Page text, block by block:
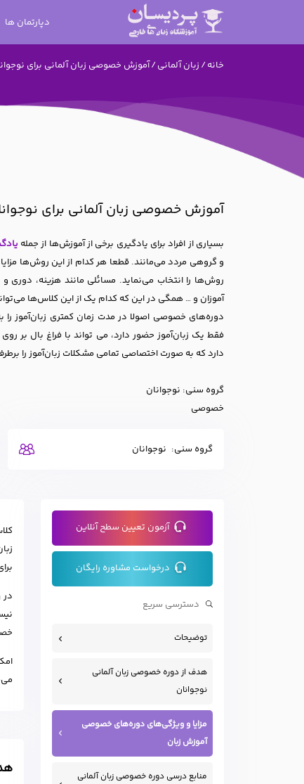
دپارتمان ها
خانه/ زبان آلمانی/ آموزش خصوصی زبان آلمانی برای
آموزش خصوصی زبان آلمانی برای
بسیاری از افراد برای یادگیری برخی از آموزش‌ها از جمله
و گروهی مردد می‌مانند. قطعا هر کدام از این روش‌ها
روش‌ها را انتخاب می‌نماید. مسائلی مانند هزینه،
آموزان و … همگی در این که کدام یک از این کلاس‌ها
دوره‌های خصوصی اصولا در مدت زمان کمتری زبان‌آموز
فقط یک زبان‌آموز حضور دارد، می تواند با فراغ بال بر
دارد که به صورت اختصاصی تمامی مشکلات زبان‌آموز را
گروه سنی: نوجوانان
خصوصی
گروه سنی: نوجوانان
آزمون تعیین سطح آنلاین
درخواست مشاوره رایگان
توضیحات
هدف از دوره خصوصی زبان آلمانی
نوجوانان
مزایا و ویژگی‌های دوره‌های خصوصی
آموزش زبان
منابع درسی دوره خصوصی زبان آلمانی